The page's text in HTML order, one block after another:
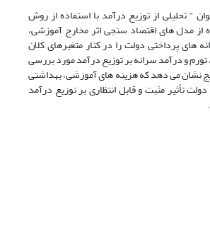
" تحلیلی از توزیع درآمد با استفاده از روش
از مدل های اقتصاد سنجی اثر مخارج آموزشی،
های پرداختی دولت را در کنار متغیرهای کلان
تورم و درآمد سرانه بر توزیع درآمد مورد بررسی
نشان می دهد که هزینه های آموزشی، بهداشتی
تأثیر مثبت و قابل انتظاری بر توزیع درآمد